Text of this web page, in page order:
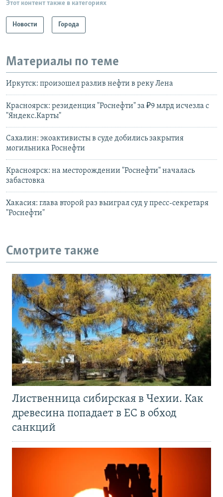
Этот контент также в категориях
Новости Города
Материалы по теме
Иркутск: произошел разлив нефти в реку Лена
Красноярск: резиденция "Роснефти" за ₽9 млрд исчезла с
"Яндекс.Карты"
Сахалин: экоактивисты в суде добились закрытия
могильника Роснефти
Красноярск: на месторождении "Роснефти" началась
забастовка
Хакасия: глава второй раз выиграл суд у пресс-секретаря
"Роснефти"
Смотрите также
Лиственница сибирская в Чехии. Как
древесина попадает в ЕС в обход
санкций